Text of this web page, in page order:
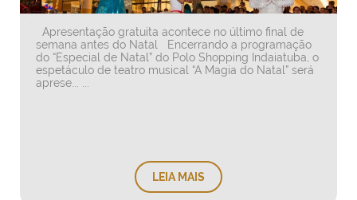
Apresentação gratuita acontece no último final de
semana antes do Natal Encerrando a programação
do “Especial de Natal” do Polo Shopping Indaiatuba, o
espetáculo de teatro musical “A Magia do Natal” será
aprese... ...
LEIA MAIS